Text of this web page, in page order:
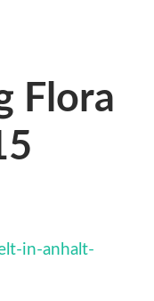
Flora
in-anhalt-